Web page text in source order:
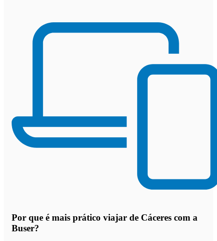
Por que é mais prático viajar de Cáceres com a
Buser?